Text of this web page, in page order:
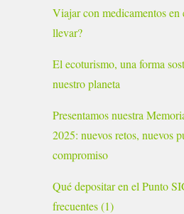
Viajar con medicamentos
llevar?
El ecoturismo, una forma
nuestro planeta
Presentamos nuestra
2025: nuevos retos, nuevos
compromiso
Qué depositar en el Punto
frecuentes (1)